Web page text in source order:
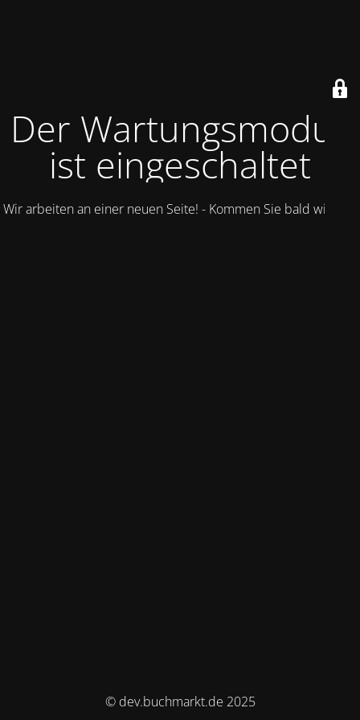
Der Wartungsmodus
ist eingeschaltet
Wir arbeiten an einer neuen Seite! - Kommen Sie bald wieder.
© dev.buchmarkt.de 2025